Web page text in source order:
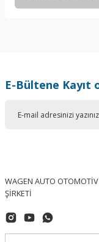
E-Bültene Kayıt
WAGEN AUTO OTOMOTİV
ŞİRKETİ